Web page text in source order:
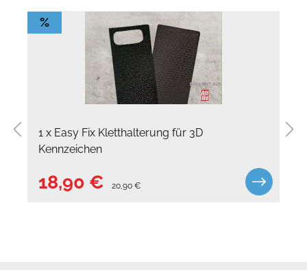
und eine einfache Montage. Die prägnante Saison-Kennung
ist dank UV-Beständigkeit - ebenso wie die Platine und die
Lettern - besonders langlebig und pflegeleicht.
Die voreingestellte Gültigkeit des 3D
Fahrzeugs in den Monaten April bis Oktober. Passe den
Zeitraum bei Bedarf ganz einfach an!
Bundesweit an jeder Zulassungsstelle zugelassen!
%
1 x Easy Fix Kletthalterung für 3D
Kennzeichen
18,90 € 20,90 €